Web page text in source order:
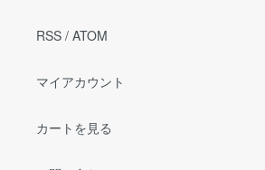
RSS / ATOM
マイアカウント
カートを見る